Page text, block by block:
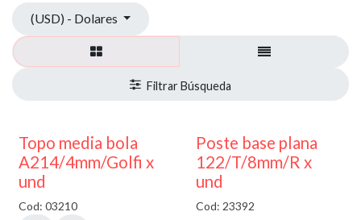
(USD) - Dolares
40% DESCUENTO
Topo media bola
A214/4mm/Golfi x
und
Cod: 03210
Poste base plana
122/T/8mm/R x
und
Cod: 23392